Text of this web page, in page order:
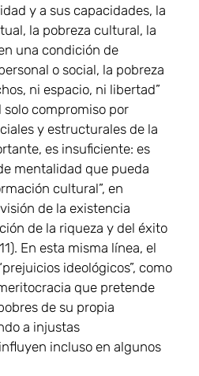
y a sus capacidades, la
la pobreza cultural, la
una condición de
o social, la pobreza
ni espacio, ni libertad”
solo compromiso por
y estructurales de la
es insuficiente: es
mentalidad que pueda
cultural”, en
de la existencia
de la riqueza y del éxito
En esta misma línea, el
ideológicos”, como
que pretende
de su propia
a injustas
incluso en algunos